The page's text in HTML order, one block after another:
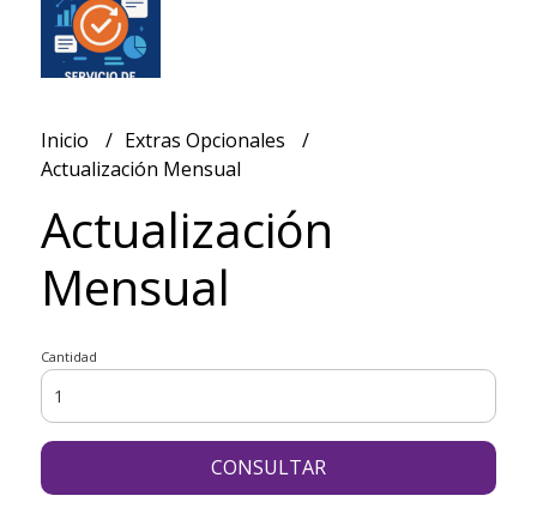
Inicio
Extras Opcionales
Actualización Mensual
Actualización
Mensual
Cantidad
CONSULTAR